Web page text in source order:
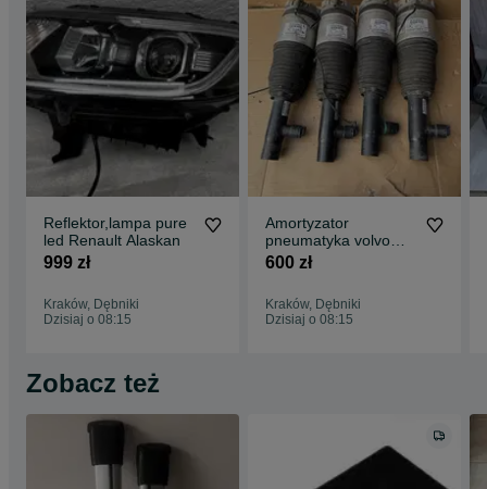
Reflektor,lampa pure
led Renault Alaskan
999 zł
Kraków, Dębniki
Dzisiaj o 08:15
Amortyzator
pneumatyka volvo
600 zł
Kraków, Dębniki
Dzisiaj o 08:15
Zobacz też